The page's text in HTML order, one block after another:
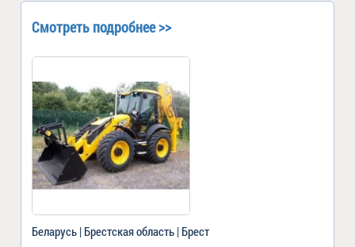
Смотреть подробнее >>
Беларусь | Брестская область | Брест